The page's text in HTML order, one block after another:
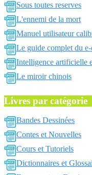
Sous toutes reserves
L'ennemi de la mort
Manuel utilisateur
Le guide complet du
Intelligence artificielle
Le miroir chinois
Livres par catégorie
Bandes Dessinées
Contes et Nouvelles
Cours et Tutoriels
Dictionnaires et